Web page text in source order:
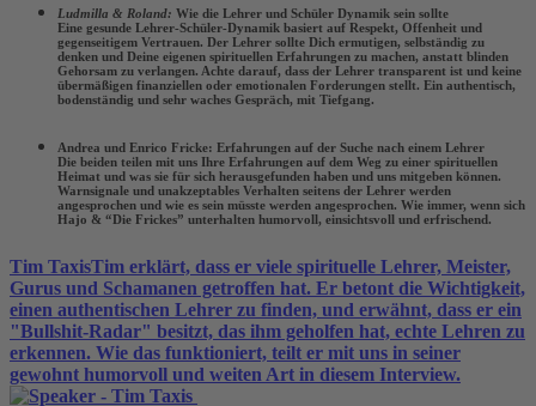
Ludmilla & Roland: Wie die Lehrer und Schüler Dynamik sein sollte
Eine gesunde Lehrer-Schüler-Dynamik basiert auf Respekt, Offenheit und
gegenseitigem Vertrauen. Der Lehrer sollte Dich ermutigen, selbständig zu
denken und Deine eigenen spirituellen Erfahrungen zu machen, anstatt blinden
Gehorsam zu verlangen. Achte darauf, dass der Lehrer transparent ist und keine
übermäßigen finanziellen oder emotionalen Forderungen stellt. Ein authentisch,
bodenständig und sehr waches Gespräch, mit Tiefgang.
Andrea und Enrico Fricke: Erfahrungen auf der Suche nach einem Lehrer
Die beiden teilen mit uns Ihre Erfahrungen auf dem Weg zu einer spirituellen
Heimat und was sie für sich herausgefunden haben und uns mitgeben können.
Warnsignale und unakzeptables Verhalten seitens der Lehrer werden
angesprochen und wie es sein müsste werden angesprochen. Wie immer, wenn sich
Hajo & “Die Frickes” unterhalten humorvoll, einsichtsvoll und erfrischend.
Tim TaxisTim erklärt, dass er viele spirituelle Lehrer, Meister,
Gurus und Schamanen getroffen hat. Er betont die Wichtigkeit,
einen authentischen Lehrer zu finden, und erwähnt, dass er ein
"Bullshit-Radar" besitzt, das ihm geholfen hat, echte Lehren zu
erkennen. Wie das funktioniert, teilt er mit uns in seiner
gewohnt humorvoll und weiten Art in diesem Interview.